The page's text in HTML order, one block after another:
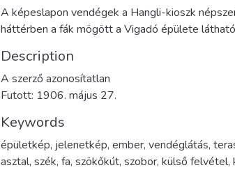
A képeslapon vendégek a Hangli-kioszk
háttérben a fák mögött a Vigadó épülete látható
Description
A szerző azonosítatlan
Futott: 1906. május 27.
Keywords
épületkép, jelenetkép, ember, vendéglátás,
asztal, szék, fa, szökőkút, szobor, külső felvétel,